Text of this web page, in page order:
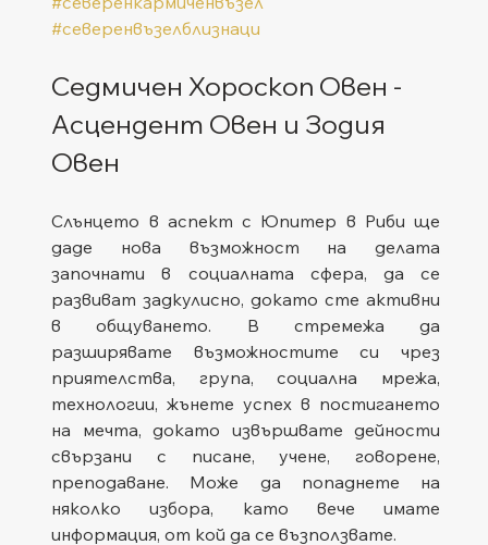
#северенвъзелблизнаци
Седмичен Хороскоп Овен -
Асцендент Овен и Зодия
Овен
Слънцето в аспект с Юпитер в Риби ще
даде нова възможност на делата
започнати в социалната сфера, да се
развиват задкулисно, докато сте активни
в общуването. В стремежа да
разширявате възможностите си чрез
приятелства, група, социална мрежа,
технологии, жънете успех в постигането
на мечта, докато извършвате дейности
свързани с писане, учене, говорене,
преподаване. Може да попаднете на
няколко избора, като вече имате